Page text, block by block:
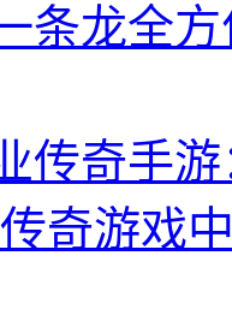
条龙全
传奇手
奇游戏